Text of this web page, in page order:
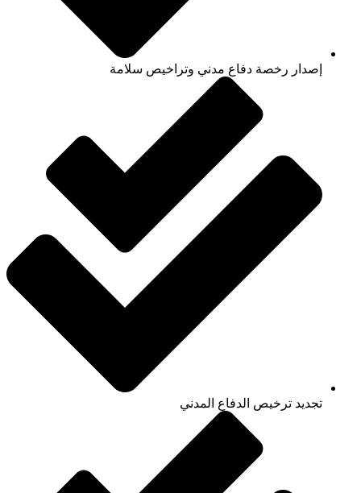
إصدار رخصة دفاع مدني وتراخيص سلامة
تجديد ترخيص الدفاع المدني